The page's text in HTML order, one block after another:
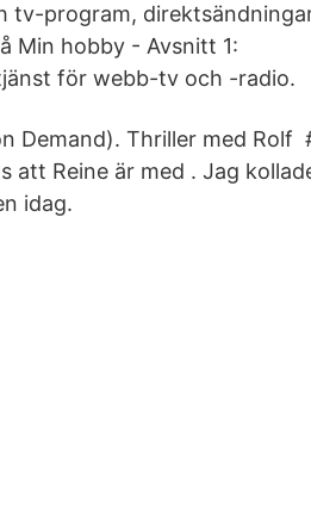
tv-program,
Min hobby - Avsnitt 1:
för webb-tv och -radio.
Demand). Thriller med Rolf
Reine är med . Jag
idag.